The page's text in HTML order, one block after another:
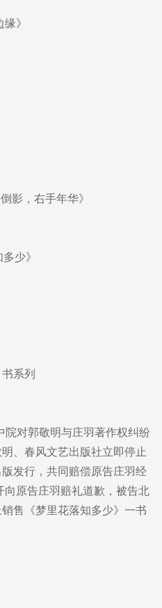
》
影，右手年华》
少》
书系列
院对郭敬明与庄羽著作权纠纷
、春风文艺出版社立即停止
发行，共同赔偿原告庄羽经
原告庄羽赔礼道歉，被告北
售《梦里花落知多少》一书